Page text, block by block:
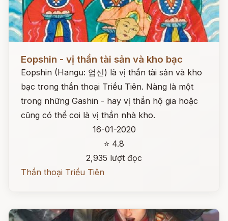
Eopshin - vị thần tài sản và kho bạc
Eopshin (Hangu: 업신) là vị thần tài sản và kho
bạc trong thần thoại Triều Tiên. Nàng là một
trong những Gashin - hay vị thần hộ gia hoặc
cũng có thể coi là vị thần nhà kho.
16-01-2020
⭐ 4.8
2,935 lượt đọc
Thần thoại Triều Tiên